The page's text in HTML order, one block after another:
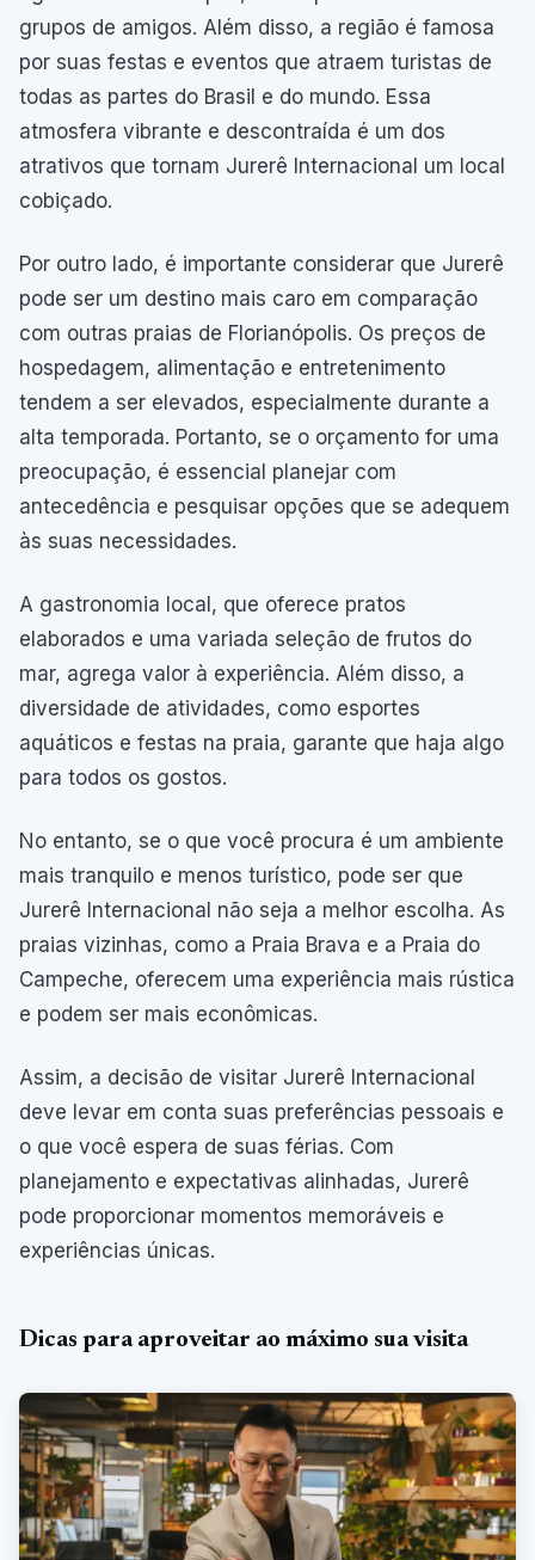
grupos de amigos. Além disso, a região é famosa
por suas festas e eventos que atraem turistas de
todas as partes do Brasil e do mundo. Essa
atmosfera vibrante e descontraída é um dos
atrativos que tornam Jurerê Internacional um local
cobiçado.
Por outro lado, é importante considerar que Jurerê
pode ser um destino mais caro em comparação
com outras praias de Florianópolis. Os preços de
hospedagem, alimentação e entretenimento
tendem a ser elevados, especialmente durante a
alta temporada. Portanto, se o orçamento for uma
preocupação, é essencial planejar com
antecedência e pesquisar opções que se adequem
às suas necessidades.
A gastronomia local, que oferece pratos
elaborados e uma variada seleção de frutos do
mar, agrega valor à experiência. Além disso, a
diversidade de atividades, como esportes
aquáticos e festas na praia, garante que haja algo
para todos os gostos.
No entanto, se o que você procura é um ambiente
mais tranquilo e menos turístico, pode ser que
Jurerê Internacional não seja a melhor escolha. As
praias vizinhas, como a Praia Brava e a Praia do
Campeche, oferecem uma experiência mais rústica
e podem ser mais econômicas.
Assim, a decisão de visitar Jurerê Internacional
deve levar em conta suas preferências pessoais e
o que você espera de suas férias. Com
planejamento e expectativas alinhadas, Jurerê
pode proporcionar momentos memoráveis e
experiências únicas.
Dicas para aproveitar ao máximo sua visita